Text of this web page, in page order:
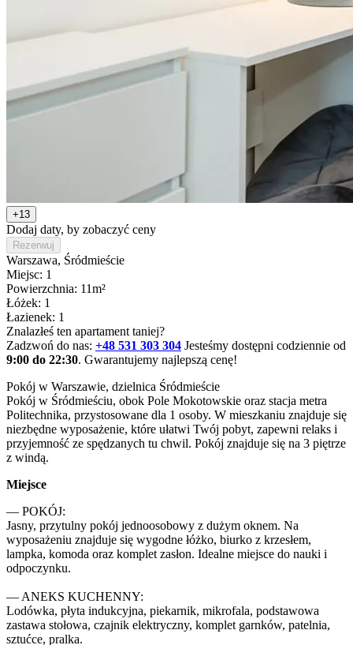
+13
Dodaj daty, by zobaczyć ceny
Rezerwuj
Warszawa, Śródmieście
Miejsc: 1
Powierzchnia: 11m²
Łóżek: 1
Łazienek: 1
Znalazłeś ten apartament taniej?
Zadzwoń do nas: +48 531 303 304 Jesteśmy dostępni codziennie od
9:00 do 22:30. Gwarantujemy najlepszą cenę!
Pokój w Warszawie, dzielnica Śródmieście
Pokój w Śródmieściu, obok Pole Mokotowskie oraz stacja metra
Politechnika, przystosowane dla 1 osoby. W mieszkaniu znajduje się
niezbędne wyposażenie, które ułatwi Twój pobyt, zapewni relaks i
przyjemność ze spędzanych tu chwil. Pokój znajduje się na 3 piętrze
z windą.
Miejsce
— POKÓJ:
Jasny, przytulny pokój jednoosobowy z dużym oknem. Na
wyposażeniu znajduje się wygodne łóżko, biurko z krzesłem,
lampka, komoda oraz komplet zasłon. Idealne miejsce do nauki i
odpoczynku.
— ANEKS KUCHENNY:
Lodówka, płyta indukcyjna, piekarnik, mikrofala, podstawowa
zastawa stołowa, czajnik elektryczny, komplet garnków, patelnia,
sztućce, pralka.